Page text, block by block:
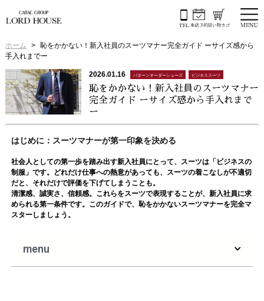
ホーム
恥をかかない！新入社員のスーツマナー完全ガイド ーサイズ感から
手入れまでー
2026.01.16 パターンオーダーシューズ ビジネススーツ
恥をかかない！新入社員のスーツマナー
完全ガイド ーサイズ感から手入れまで
ー
はじめに：スーツマナーが第一印象を決める
社会人としての第一歩を踏み出す新入社員にとって、スーツは「ビジネスの
制服」です。どれだけ仕事への熱意があっても、スーツの着こなしが不適切
だと、それだけで評価を下げてしまうことも。
清潔感、誠実さ、信頼感。これらをスーツで表現することが、新入社員に求
められる第一条件です。このガイドで、恥をかかないスーツマナーを完全マ
スターしましょう。
menu